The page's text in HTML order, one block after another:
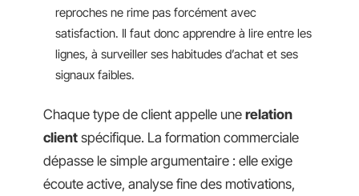
reproches ne rime pas forcément avec
satisfaction. Il faut donc apprendre à lire entre les
lignes, à surveiller ses habitudes d’achat et ses
signaux faibles.
Chaque type de client appelle une relation
client spécifique. La formation commerciale
dépasse le simple argumentaire : elle exige
écoute active, analyse fine des motivations,